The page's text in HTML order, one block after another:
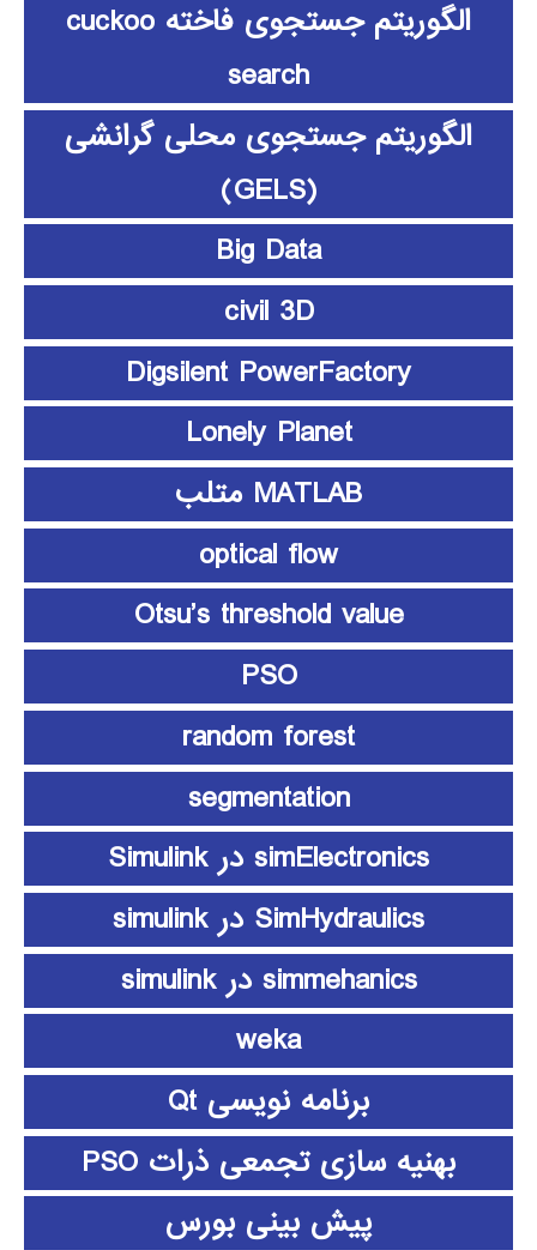
الگوریتم جستجوی فاخته cuckoo
search
الگوریتم جستجوی محلی گرانشی
(GELS)
Big Data
civil 3D
Digsilent PowerFactory
Lonely Planet
MATLAB متلب
optical flow
Otsu’s threshold value
PSO
random forest
segmentation
simElectronics در Simulink
SimHydraulics در simulink
simmehanics در simulink
weka
برنامه نویسی Qt
بهنیه سازی تجمعی ذرات PSO
پیش بینی بورس